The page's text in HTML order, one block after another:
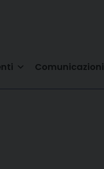
Comunicazioni